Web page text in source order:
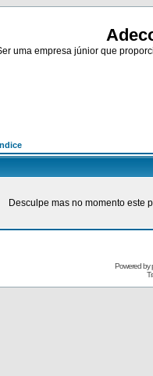
uma empresa júnior que
Desculpe mas no momento este
Powered by